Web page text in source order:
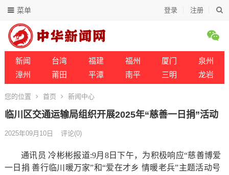
登录 注册
菜单
新闻 台湾 福建 福州 厦门
泉州
漳州
莆田 平潭 南平 三明 龙岩
您的位置 首页 新闻中心
临川区交通运输局组织开展2025年“慈善一日捐”活动
2025年09月10日 评论(0)
通讯员 冷彬彬报道:9月8日下午，为积极响应“慈善博爱
一日捐 善行临川暖万家”和“爱在才乡 情暖老兵”主题活动号